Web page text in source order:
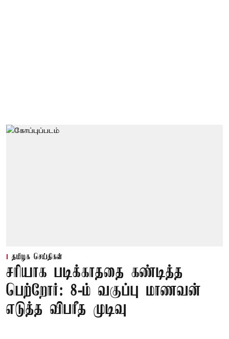
தமிழக செய்திகள்
சரியாக படிக்காததை கண்டித்த
பெற்றோர்: 8-ம் வகுப்பு மாணவன்
எடுத்த விபரீத முடிவு